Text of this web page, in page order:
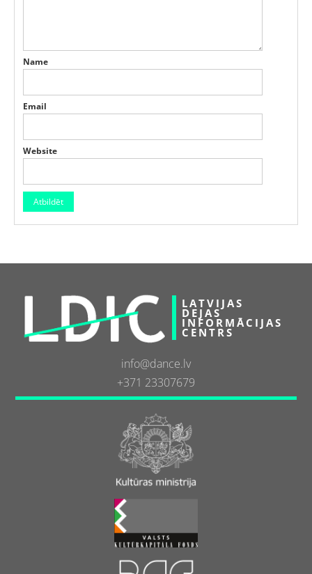
Name
Email
Website
LATVIJAS
DEJAS
INFORMĀCIJAS
CENTRS
info@dance.lv
+371 23307679